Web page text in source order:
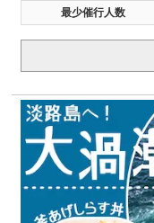
最少催行人数